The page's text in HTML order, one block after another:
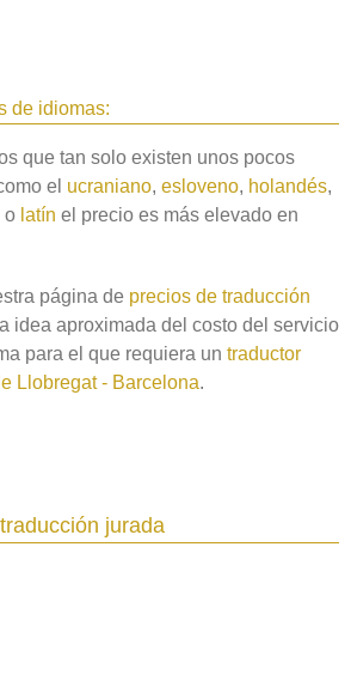
de idiomas:
que tan solo existen unos pocos
el ucraniano, esloveno, holandés,
o latín el precio es más elevado en
página de precios de traducción
idea aproximada del costo del servicio
para el que requiera un traductor
Llobregat - Barcelona.
jurada